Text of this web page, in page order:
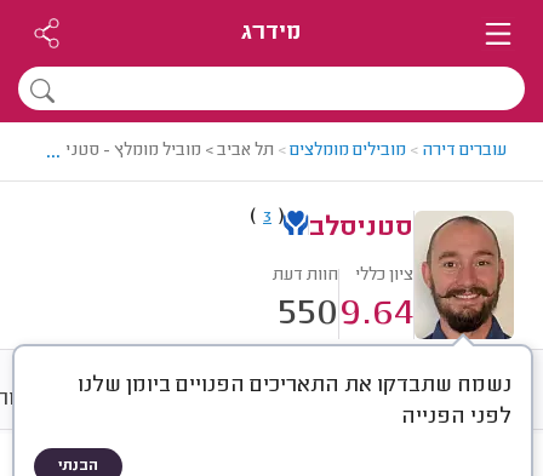
מידרג
עוברים דירה > מובילים מומלצים> תל אביב > מוביל מומלץ - סטניסלב
...
סטניסלב (
3
)
ציון כללי
9.64
חוות דעת
550
נשמח שתבדקו את התאריכים הפנויים ביומן שלנו
לפני הפנייה
הבנתי
חוות דעת ממוצע גלריה